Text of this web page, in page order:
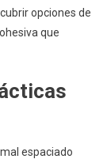
opciones de
que
espaciado